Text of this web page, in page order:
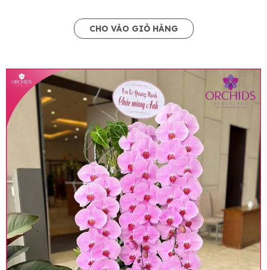
CHO VÀO GIỎ HÀNG